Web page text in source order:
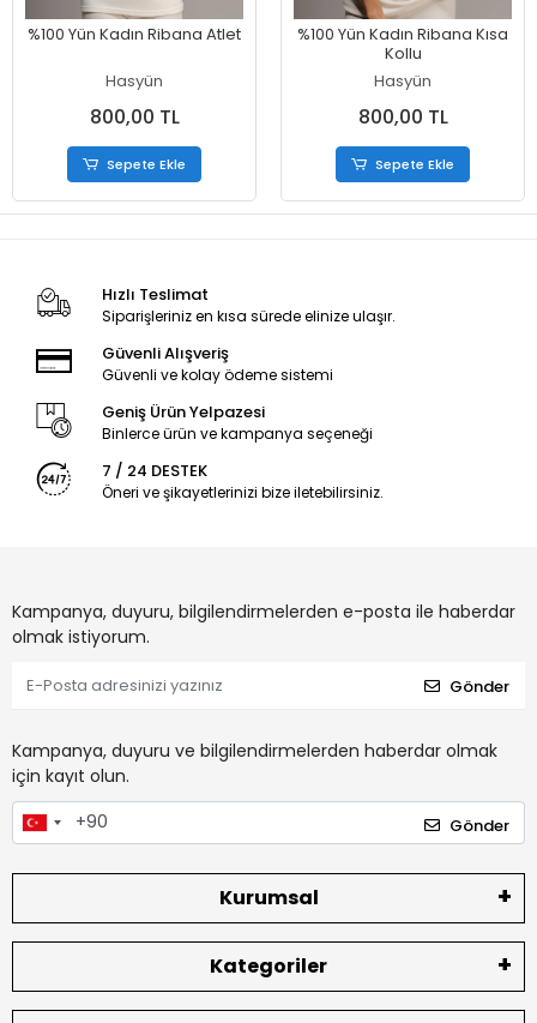
%100 Yün Kadın Ribana Atlet
Hasyün
800,00 TL
Sepete Ekle
%100 Yün Kadın Ribana Kısa
Kollu
Hasyün
800,00 TL
Sepete Ekle
Hızlı Teslimat
Siparişleriniz en kısa sürede elinize ulaşır.
Güvenli Alışveriş
Güvenli ve kolay ödeme sistemi
Geniş Ürün Yelpazesi
Binlerce ürün ve kampanya seçeneği
7 / 24 DESTEK
Öneri ve şikayetlerinizi bize iletebilirsiniz.
Kampanya, duyuru, bilgilendirmelerden e-posta ile haberdar
olmak istiyorum.
Gönder
Kampanya, duyuru ve bilgilendirmelerden haberdar olmak
için kayıt olun.
Gönder
Kurumsal
Kategoriler